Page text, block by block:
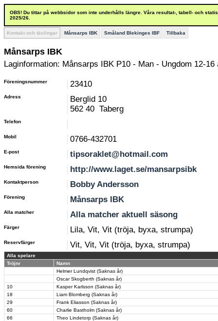
OBS! Du tittar på webbsidor som inte underhålls längre. Våra resultat-, tabell- och
2025/26.
Kontakt och tävlingar Månsarps IBK Småland Blekinges IBF Tillbaka
Månsarps IBK
Laginformation: Månsarps IBK P10 - Man - Ungdom 12-16
Föreningsnummer 23410
Adress
Berglid 10
562 40 Taberg
Telefon
Mobil 0766-432701
E-post tipsoraklet@hotmail.com
Hemsida förening http://www.laget.se/mansarpsibk
Kontaktperson Bobby Andersson
Förening Månsarps IBK
Alla matcher Alla matcher aktuell säsong
Färger Lila, Vit, Vit (tröja, byxa, strumpa)
Reservfärger Vit, Vit, Vit (tröja, byxa, strumpa)
Alla spelare
Tröjnr
Namn
Helmer Lundqvist (Saknas år)
Oscar Skogberth (Saknas år)
10
Kasper Karlsson (Saknas år)
18
Liam Blomberg (Saknas år)
29
Frank Eliasson (Saknas år)
60
Charlie Bastholm (Saknas år)
66
Theo Lindetorp (Saknas år)